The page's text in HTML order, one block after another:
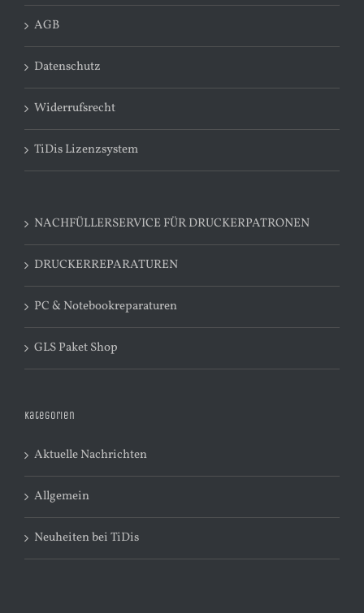
AGB
Datenschutz
Widerrufsrecht
TiDis Lizenzsystem
NACHFÜLLERSERVICE FÜR DRUCKERPATRONEN
DRUCKERREPARATUREN
PC & Notebookreparaturen
GLS Paket Shop
Kategorien
Aktuelle Nachrichten
Allgemein
Neuheiten bei TiDis